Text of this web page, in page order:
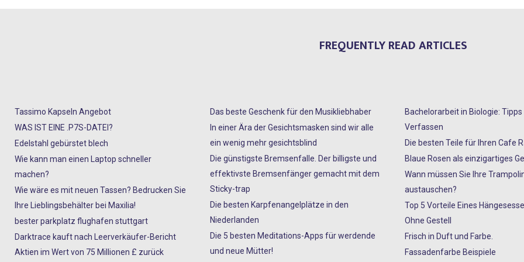
FREQUENTLY READ ARTICLES
Tassimo Kapseln Angebot
WAS IST EINE .P7S-DATEI?
Edelstahl gebürstet blech
Wie kann man einen Laptop schneller
machen?
Wie wäre es mit neuen Tassen? Bedrucken Sie
Ihre Lieblingsbehälter bei Maxilia!
bester parkplatz flughafen stuttgart
Darktrace kauft nach Leerverkäufer-Bericht
Aktien im Wert von 75 Millionen £ zurück
Das beste Geschenk für den Musikliebhaber
In einer Ära der Gesichtsmasken sind wir alle
ein wenig mehr gesichtsblind
Die günstigste Bremsenfalle. Der billigste und
effektivste Bremsenfänger gemacht mit dem
Sticky-trap
Die besten Karpfenangelplätze in den
Niederlanden
Die 5 besten Meditations-Apps für werdende
und neue Mütter!
Bachelorarbeit in Biologie:
Verfassen
Die besten Teile für Ihren Cafe
Blaue Rosen als einzigartiges
Wann müssen Sie Ihre
austauschen?
Top 5 Vorteile Eines
Ohne Gestell
Frisch in Duft und Farbe.
Fassadenfarbe Beispiele